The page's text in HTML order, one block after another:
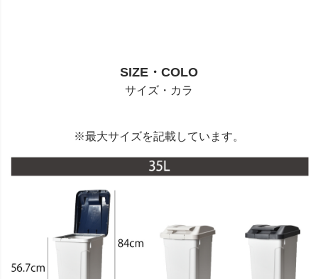
SIZE・COLO
サイズ・カラ
※最大サイズを記載しています。